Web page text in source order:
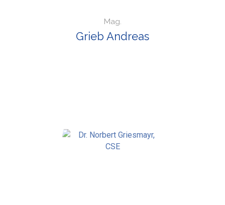
Mag.
Grieb Andreas